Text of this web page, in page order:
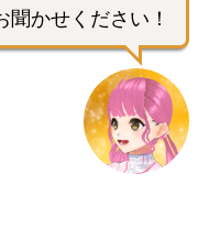
かせください！